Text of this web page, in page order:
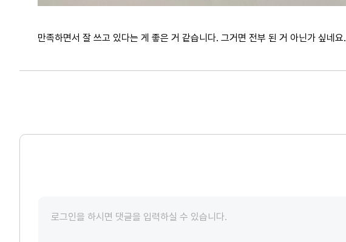
만족하면서 잘 쓰고 있다는 게 좋은 거 같습니다. 그거면 전부 된 거 아닌가 싶네요.